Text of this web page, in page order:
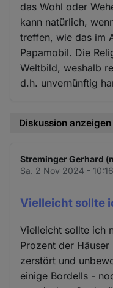
das Wohl oder
kann natürlich,
treffen, wie das im
Papamobil. Die
Weltbild, weshalb
d.h. unvernünftig
Diskussion anzeigen
Streminger Gerhard
Sa. 2 Nov 2024 - 10:16
Vielleicht sollte
Vielleicht sollte ich
Prozent der
zerstört und
einige Bordells -